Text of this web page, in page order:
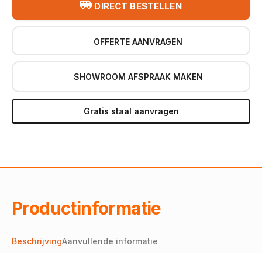
DIRECT BESTELLEN
OFFERTE AANVRAGEN
SHOWROOM AFSPRAAK MAKEN
Gratis staal aanvragen
Productinformatie
BeschrijvingAanvullende informatie